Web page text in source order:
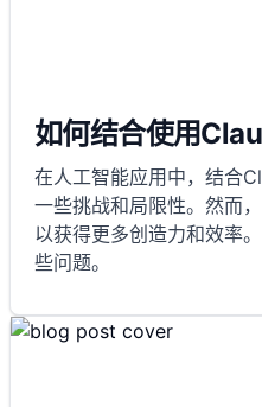
如何结合使用
在人工智能应用中，结合
一些挑战和局限性。然而
以获得更多创造力和效率
些问题。